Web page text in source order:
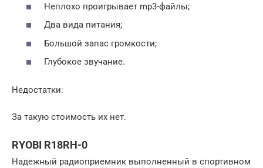
Неплохо проигрывает mp3-файлы;
Два вида питания;
Большой запас громкости;
Глубокое звучание.
Недостатки:
За такую стоимость их нет.
RYOBI R18RH-0
Надежный радиоприемник выполненный в спортивном